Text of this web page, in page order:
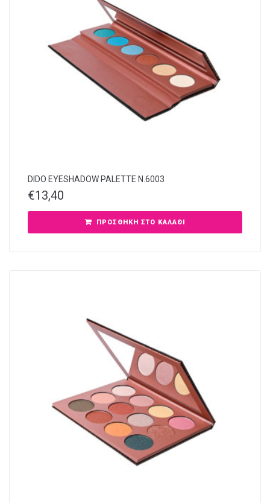
DIDO EYESHADOW PALETTE N.6003
€13,40
ΠΡΟΣΘΉΚΗ ΣΤΟ ΚΑΛΆΘΙ